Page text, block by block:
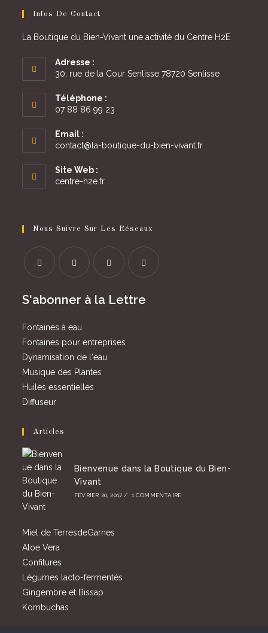
Infos De Contact
La Boutique du Bien-Vivant une activité du Centre H2E
Adresse :
30, rue de la Cour Senlisse 78720 Senlisse
Téléphone :
07 88 86 99 23
Email :
contact@la-boutique-du-bien-vivant.frS’ouvre
Site Web :
centre-h2e.fr
Nous Suivre Sur Les Réseaux
dans
nouvel
onglet
dans
nouvel
onglet
dans
onglet
dans
S'abonner à la Lettre
Fontaines à eau
Fontaines pour entreprises
Dynamisation de l'eau
Musique des Plantes
Huiles essentielles
Diffuseur
Articles
Bienvenue dans la Boutique du Bien-
Vivant
FÉVRIER 20, 2017 / 1 COMMENTAIRE
Miel de TerresdeGarnes
Aloe Vera
Confitures
Légumes lacto-fermentés
Gingembre et Bissap
Kombuchas